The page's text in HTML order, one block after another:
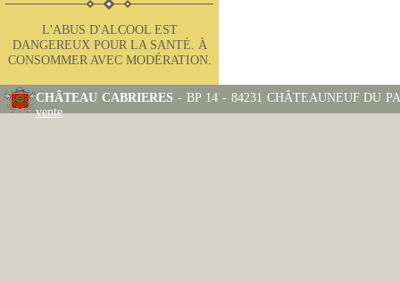
L'ABUS D'ALCOOL EST
DANGEREUX POUR LA SANTÉ. À
CONSOMMER AVEC MODÉRATION.
CHÂTEAU CABRIERES - BP 14 - 84231 CHÂTEAUNEUF DU
vente